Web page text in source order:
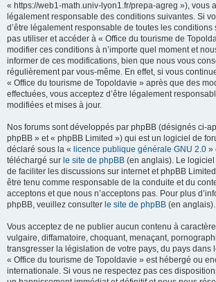
« https://web1-math.univ-lyon1.fr/prepa-agreg »), vous
légalement responsable des conditions suivantes. Si
d’être légalement responsable de toutes les conditions
pas utiliser et accéder à « Office du tourisme de
modifier ces conditions à n’importe quel moment et
informer de ces modifications, bien que nous vous
régulièrement par vous-même. En effet, si vous
« Office du tourisme de Topoldavie » après que des
effectuées, vous acceptez d’être légalement
modifiées et mises à jour.
Nos forums sont développés par phpBB (désignés ci-
phpBB » et « phpBB Limited ») qui est un logiciel de
déclaré sous la « licence publique générale GNU 2.0 »
téléchargé sur le site de phpBB (en anglais). Le
de faciliter les discussions sur internet et phpBB
être tenu comme responsable de la conduite et du
acceptons et que nous n’acceptons pas. Pour plus
phpBB, veuillez consulter le site de phpBB (en anglais).
Vous acceptez de ne publier aucun contenu à
vulgaire, diffamatoire, choquant, menaçant,
transgresser la législation de votre pays, du pays dans
« Office du tourisme de Topoldavie » est hébergé ou
internationale. Si vous ne respectez pas ces